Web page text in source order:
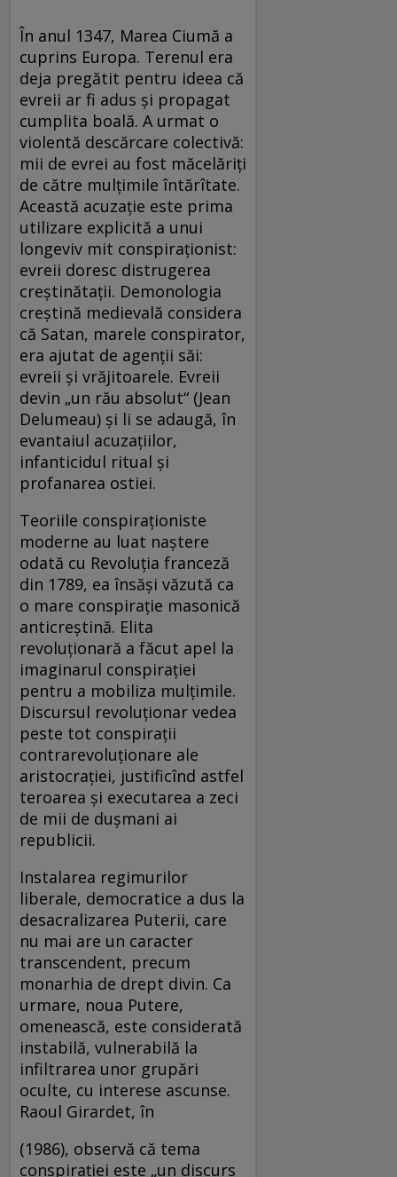
În anul 1347, Marea Ciumă a
cuprins Europa. Terenul era
deja pregătit pentru ideea că
evreii ar fi adus şi propagat
cumplita boală. A urmat o
violentă descărcare colectivă:
mii de evrei au fost măcelăriţi
de către mulţimile întărîtate.
Această acuzaţie este prima
utilizare explicită a unui
longeviv mit conspiraţionist:
evreii doresc distrugerea
creştinătaţii. Demonologia
creştină medievală considera
că Satan, marele conspirator,
era ajutat de agenţii săi:
evreii şi vrăjitoarele. Evreii
devin „un rău absolut“ (Jean
Delumeau) şi li se adaugă, în
evantaiul acuzaţiilor,
infanticidul ritual şi
profanarea ostiei.
Teoriile conspiraţioniste
moderne au luat naştere
odată cu Revoluţia franceză
din 1789, ea însăşi văzută ca
o mare conspiraţie masonică
anticreştină. Elita
revoluţionară a făcut apel la
imaginarul conspiraţiei
pentru a mobiliza mulţimile.
Discursul revoluţionar vedea
peste tot conspiraţii
contrarevoluţionare ale
aristocraţiei, justificînd astfel
teroarea şi executarea a zeci
de mii de duşmani ai
republicii.
Instalarea regimurilor
liberale, democratice a dus la
desacralizarea Puterii, care
nu mai are un caracter
transcendent, precum
monarhia de drept divin. Ca
urmare, noua Putere,
omenească, este considerată
instabilă, vulnerabilă la
infiltrarea unor grupări
oculte, cu interese ascunse.
Raoul Girardet, în
(1986), observă că tema
conspiraţiei este „un discurs